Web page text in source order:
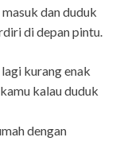
dan duduk
di depan pintu.
kurang enak
kalau duduk
dengan